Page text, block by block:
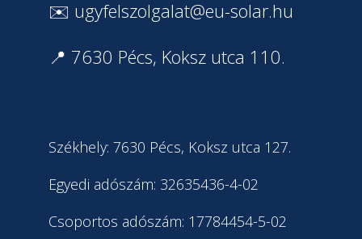
✉️ ugyfelszolgalat@eu-solar.hu
📍 7630 Pécs, Koksz utca 110.
Székhely: 7630 Pécs, Koksz utca 127.
Egyedi adószám: 32635436-4-02
Csoportos adószám: 17784454-5-02